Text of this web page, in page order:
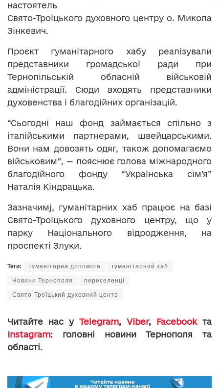
настоятель
Свято-Троїцького духовного центру о. Микола
Зінкевич.
Проєкт гуманітарного хабу реалізували
представники громадської ради при
Тернопільській обласній військовій
адміністрації. Сюди входять представники
духовенства і благодійних організацій.
“Сьогодні наш фонд займається спільно з
італійськими партнерами, швейцарськими.
Вони нам довозять одяг, також допомагаємо
військовим”, — пояснює голова міжнародного
благодійного фонду “Українська сім’я”
Наталія Кіндрацька.
Зазначимj, гуманітарних хаб працює на базі
Свято-Троїцького духовного центру, що у
парку Національного відродження, на
проспекті Злуки.
Теги: гуманітарна допомога гуманітарний хаб
Новини Тернополя переселенці
Свято-Троїцький духовний центр
Читайте нас у Telegram, Viber, Facebookта
Instagram: головні новини Тернополя та
області.